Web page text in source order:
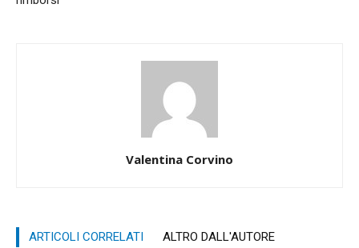
Valentina Corvino
ARTICOLI CORRELATI ALTRO DALL'AUTORE